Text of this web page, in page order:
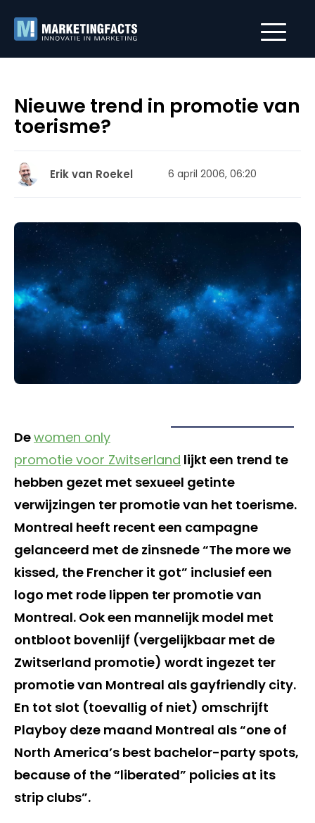
Nieuwe trend in promotie van
toerisme?
Erik van Roekel 6 april 2006, 06:20
Dewomen only
promotie voor Zwitserland lijkt een trend te
hebben gezet met sexueel getinte
verwijzingen ter promotie van het toerisme.
Montreal heeft recent een campagne
gelanceerd met de zinsnede “The more we
kissed, the Frencher it got” inclusief een
logo met rode lippen ter promotie van
Montreal. Ook een mannelijk model met
ontbloot bovenlijf (vergelijkbaar met de
Zwitserland promotie) wordt ingezet ter
promotie van Montreal als gayfriendly city.
En tot slot (toevallig of niet) omschrijft
Playboy deze maand Montreal als “one of
North America’s best bachelor-party spots,
because of the “liberated” policies at its
strip clubs”.